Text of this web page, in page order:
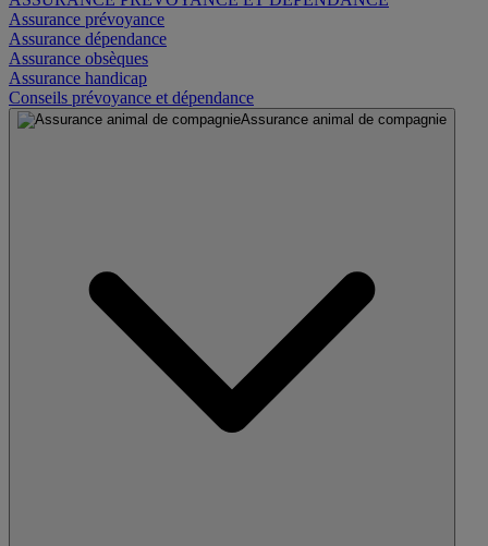
Assurance prévoyance
Assurance dépendance
Assurance obsèques
Assurance handicap
Conseils prévoyance et dépendance
Assurance animal de compagnie